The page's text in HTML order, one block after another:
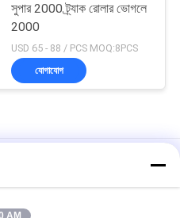
সুপার 2000 ট্র্যাক রোলার ভোগলে
2000
USD 65 - 88 / PCS MOQ:8PCS
যোগাযোগ
Komatsu PC300 শীর্ষ রোলার
/ ব্ল্যাক এক্সক্লুটার ট্র্যাক আইডলার
AM